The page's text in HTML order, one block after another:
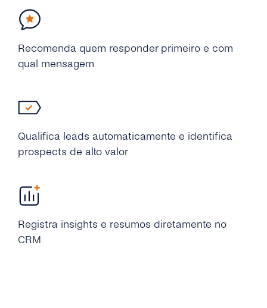
Recomenda quem responder primeiro e com
qual mensagem
Qualifica leads automaticamente e identifica
prospects de alto valor
Registra insights e resumos diretamente no
CRM